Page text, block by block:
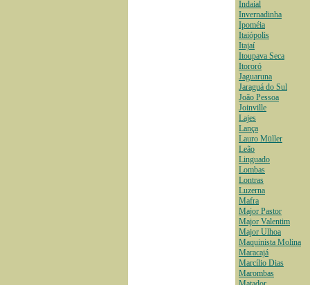
Indaial
Invernadinha
Ipoméia
Itaiópolis
Itajaí
Itoupava Seca
Itororó
Jaguaruna
Jaraguá do Sul
João Pessoa
Joinville
Lajes
Lança
Lauro Müller
Leão
Linguado
Lombas
Lontras
Luzerna
Mafra
Major Pastor
Major Valentim
Major Ulhoa
Maquinista Molina
Maracajá
Marcílio Dias
Marombas